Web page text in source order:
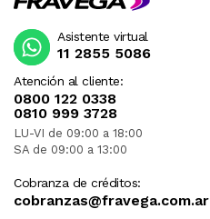
Atención al cliente:
0800 122 0338
0810 999 3728
LU-VI de 09:00 a 18:00
SA de 09:00 a 13:00
Cobranza de créditos:
cobranzas@fravega.com.ar
Asistente virtual
11 2855 5086